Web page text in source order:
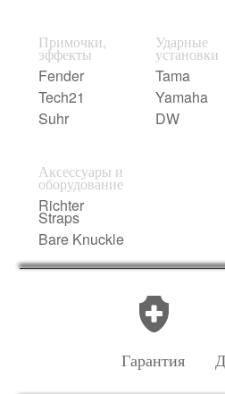
Примочки,
эффекты
Fender
Tech21
Suhr
Ударные
установки
Tama
Yamaha
DW
Аксессуары и
оборудование
Richter
Straps
Bare Knuckle
Гарантия